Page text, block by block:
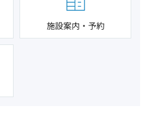
施設案内・予約